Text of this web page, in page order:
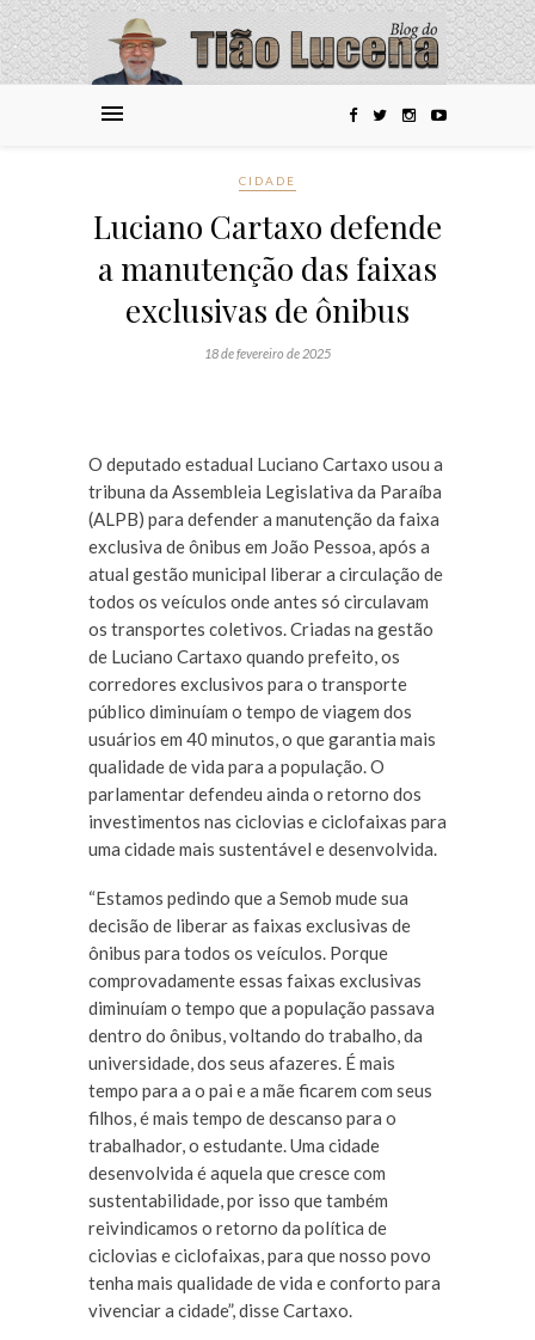
CIDADE
Luciano Cartaxo defende
a manutenção das faixas
exclusivas de ônibus
18 de fevereiro de 2025
O deputado estadual Luciano Cartaxo usou a
tribuna da Assembleia Legislativa da Paraíba
(ALPB) para defender a manutenção da faixa
exclusiva de ônibus em João Pessoa, após a
atual gestão municipal liberar a circulação de
todos os veículos onde antes só circulavam
os transportes coletivos. Criadas na gestão
de Luciano Cartaxo quando prefeito, os
corredores exclusivos para o transporte
público diminuíam o tempo de viagem dos
usuários em 40 minutos, o que garantia mais
qualidade de vida para a população. O
parlamentar defendeu ainda o retorno dos
investimentos nas ciclovias e ciclofaixas para
uma cidade mais sustentável e desenvolvida.
“Estamos pedindo que a Semob mude sua
decisão de liberar as faixas exclusivas de
ônibus para todos os veículos. Porque
comprovadamente essas faixas exclusivas
diminuíam o tempo que a população passava
dentro do ônibus, voltando do trabalho, da
universidade, dos seus afazeres. É mais
tempo para a o pai e a mãe ficarem com seus
filhos, é mais tempo de descanso para o
trabalhador, o estudante. Uma cidade
desenvolvida é aquela que cresce com
sustentabilidade, por isso que também
reivindicamos o retorno da política de
ciclovias e ciclofaixas, para que nosso povo
tenha mais qualidade de vida e conforto para
vivenciar a cidade”, disse Cartaxo.